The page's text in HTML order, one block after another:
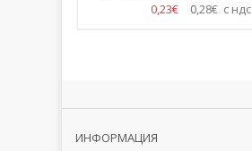
0,23€
0,28€ с ндс
ИНФОРМАЦИЯ